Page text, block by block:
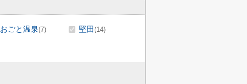
おごと温泉(7) 堅田(14)